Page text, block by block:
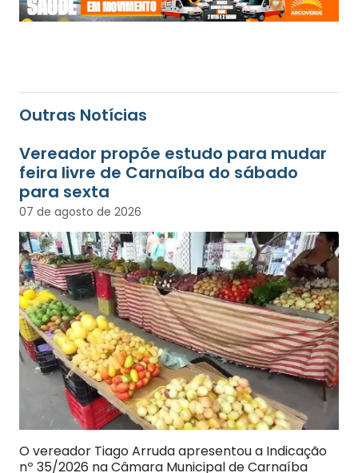
Outras Notícias
Vereador propõe estudo para mudar
feira livre de Carnaíba do sábado
para sexta
07 de agosto de 2026
O vereador Tiago Arruda apresentou a Indicação
nº 35/2026 na Câmara Municipal de Carnaíba